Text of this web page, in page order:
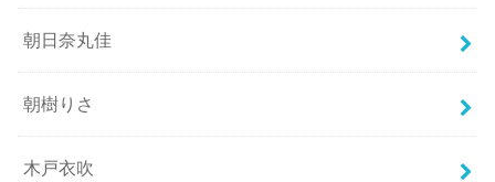
朝日奈丸佳
朝樹りさ
木戸衣吹